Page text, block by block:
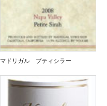
マドリガル プティシラー